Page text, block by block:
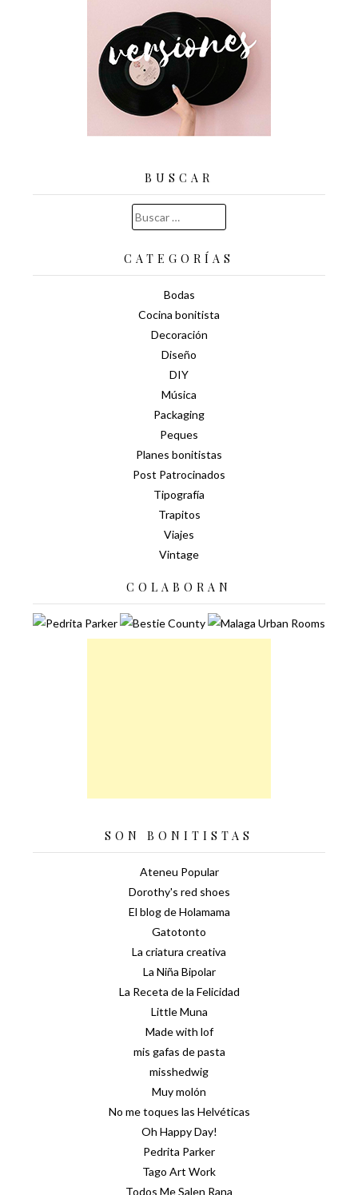
BUSCAR
Buscar:
CATEGORÍAS
Bodas
Cocina bonitista
Decoración
Diseño
DIY
Música
Packaging
Peques
Planes bonitistas
Post Patrocinados
Tipografía
Trapitos
Viajes
Vintage
COLABORAN
SON BONITISTAS
Ateneu Popular
Dorothy's red shoes
El blog de Holamama
Gatotonto
La criatura creativa
La Niña Bipolar
La Receta de la Felicidad
Little Muna
Made with lof
mis gafas de pasta
misshedwig
Muy molón
No me toques las Helvéticas
Oh Happy Day!
Pedrita Parker
Tago Art Work
Todos Me Salen Rana